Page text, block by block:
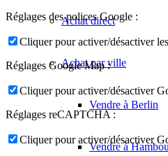
Achat direct
Achat par ville
Vendre à Berlin
Vendre à
Réglages des polices Google :
Cliquer pour activer/désactiver
Réglages Google Map :
Cliquer pour activer/désactiver
Réglages reCAPTCHA :
Cliquer pour activer/désactiver